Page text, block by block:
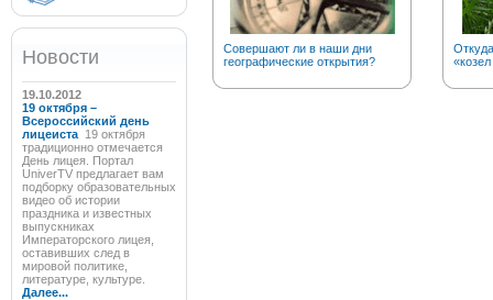
Новости
19.10.2012
19 октября –
Всероссийский день
лицеиста 19 октября
традиционно отмечается
День лицея. Портал
UniverTV предлагает вам
подборку образовательных
видео об истории
праздника и известных
выпускниках
Императорского лицея,
оставивших след в
мировой политике,
литературе, культуре.
Далее...
Совершают ли в наши дни
географические открытия?